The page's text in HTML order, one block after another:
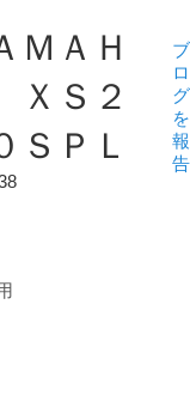
ＭＡＨ
Ｓ２
ＳＰＬ
ブ
ロ
グ
を
報
告